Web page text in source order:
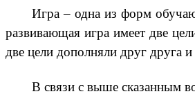
Игра – одна из форм
развивающая игра имеет две
две цели дополняли друг друга
В связи с выше сказанным